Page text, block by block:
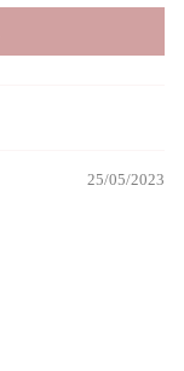
25/05/2023